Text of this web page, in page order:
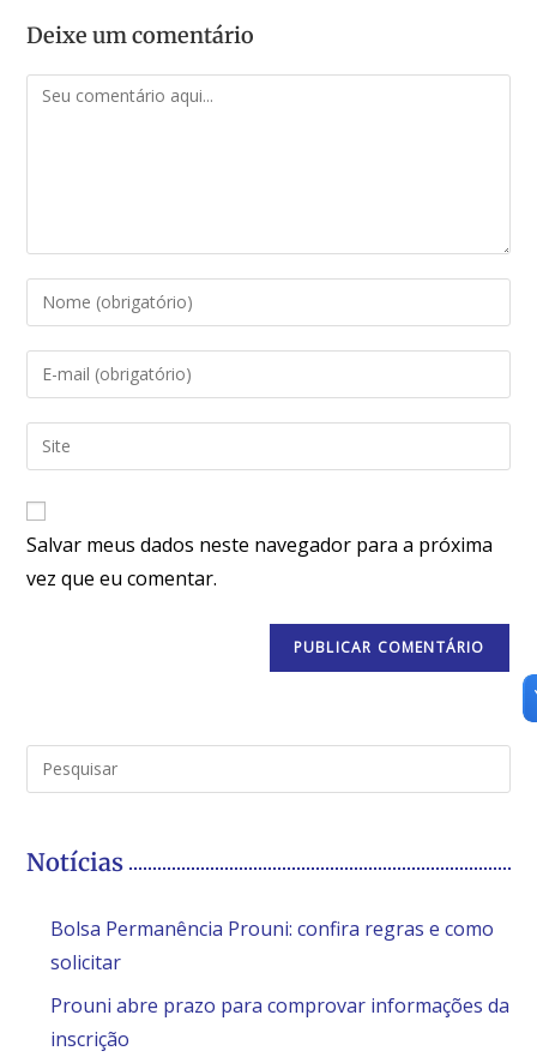
Deixe um comentário
Salvar meus dados neste navegador para a próxima
vez que eu comentar.
Notícias
Bolsa Permanência Prouni: confira regras e como
solicitar
Prouni abre prazo para comprovar informações da
inscrição